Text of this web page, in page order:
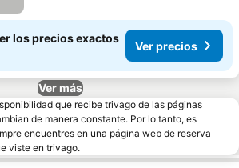
los precios exactos
Ver precios
Ver más
que recibe trivago de las páginas
de manera constante. Por lo tanto, es
encuentres en una página web de reserva
viste en trivago.